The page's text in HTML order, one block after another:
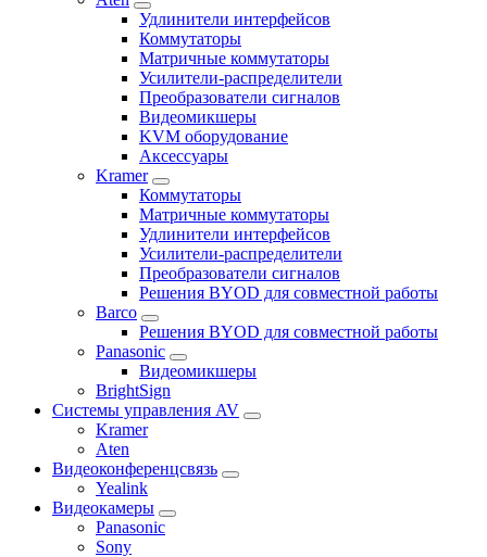
Удлинители интерфейсов
Коммутаторы
Матричные коммутаторы
Усилители-распределители
Преобразователи сигналов
Видеомикшеры
KVM оборудование
Аксессуары
Kramer
Коммутаторы
Матричные коммутаторы
Удлинители интерфейсов
Усилители-распределители
Преобразователи сигналов
Решения BYOD для совместной работы
Barco
Решения BYOD для совместной работы
Panasonic
Видеомикшеры
BrightSign
Системы управления AV
Kramer
Aten
Видеоконференцсвязь
Yealink
Видеокамеры
Panasonic
Sony